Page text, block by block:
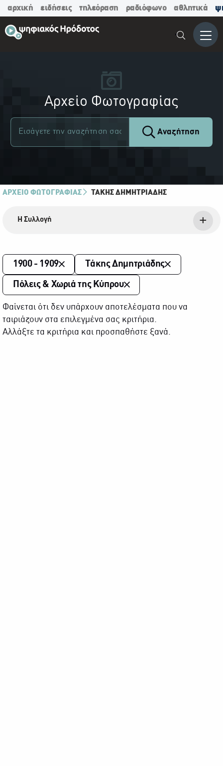
αρχική ειδήσεις τηλεόραση ραδιόφωνο αθλητικά
Μενού
Αρχείο Φωτογραφίας
Αναζήτηση
ΑΡΧΕΙΟ ΦΩΤΟΓΡΑΦΙΑΣ ΤΆΚΗΣ ΔΗΜΗΤΡΙΆΔΗΣ
Η Συλλογή
1900 - 1909 Τάκης Δημητριάδης
Πόλεις & Χωριά της Κύπρου
Φαίνεται ότι δεν υπάρχουν αποτελέσματα που να
ταιριάζουν στα επιλεγμένα σας κριτήρια.
Αλλάξτε τα κριτήρια και προσπαθήστε ξανά.